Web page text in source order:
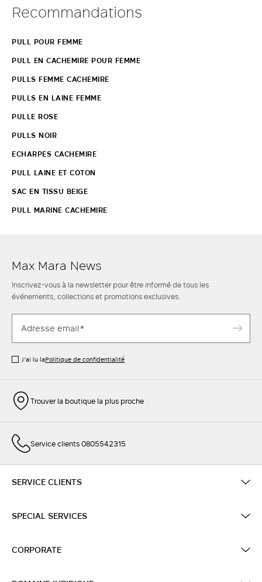
Recommandations
PULL POUR FEMME
PULL EN CACHEMIRE POUR FEMME
PULLS FEMME CACHEMIRE
PULLS EN LAINE FEMME
PULLE ROSE
PULLS NOIR
ECHARPES CACHEMIRE
PULL LAINE ET COTON
SAC EN TISSU BEIGE
PULL MARINE CACHEMIRE
Max Mara News
Inscrivez-vous à la newsletter pour être informé de tous les
événements, collections et promotions exclusives.
J’ai lu laPolitique de confidentialité
Trouver la boutique la plus proche
Service clients 0805542315
SERVICE CLIENTS
SPECIAL SERVICES
CORPORATE